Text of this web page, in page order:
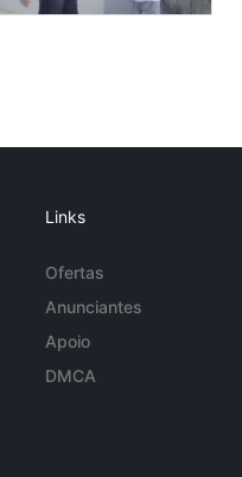
Links
Ofertas
Anunciantes
Apoio
DMCA